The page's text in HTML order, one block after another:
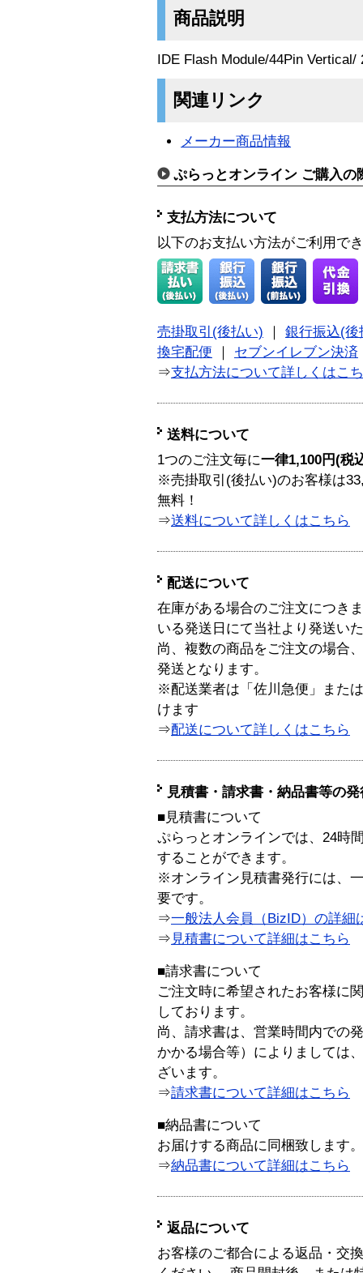
商品説明
IDE Flash Module/44Pin Vertical/
関連リンク
メーカー商品情報
ぷらっとオンライン ご購入の
支払方法について
以下のお支払い方法がご利用で
売掛取引(後払い)
銀行振込(後
換宅配便
セブンイレブン決済
⇒支払方法について詳しくはこ
送料について
1つのご注文毎に一律1,100円(税
※売掛取引(後払い)のお客様は
無料！
⇒送料について詳しくはこちら
配送について
在庫がある場合のご注文につき
いる発送日にて当社より発送い
尚、複数の商品をご注文の場合
発送となります。
※配送業者は「佐川急便」また
けます
⇒配送について詳しくはこちら
見積書・請求書・納品書等の
■見積書について
ぷらっとオンラインでは、24時
することができます。
※オンライン見積書発行には、
要です。
⇒一般法人会員（BizID）の詳細
⇒ 見積書について詳細はこちら
■請求書について
ご注文時に希望されたお客様に
しております。
尚、請求書は、営業時間内での
かかる場合等）によりましては
ざいます。
⇒請求書について詳細はこちら
■納品書について
お届けする商品に同梱致します。
⇒納品書について詳細はこちら
返品について
お客様のご都合による返品・交